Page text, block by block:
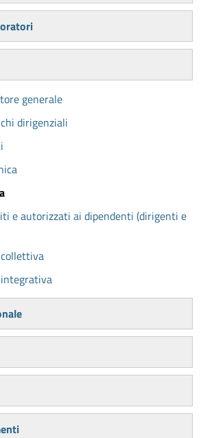
generale
dirigenziali
e autorizzati ai dipendenti (dirigenti e